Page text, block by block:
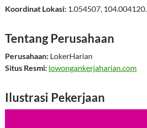
Koordinat Lokasi: 1.054507, 104.004120.
Tentang Perusahaan
Perusahaan: LokerHarian
Situs Resmi: lowongankerjaharian.com
Ilustrasi Pekerjaan